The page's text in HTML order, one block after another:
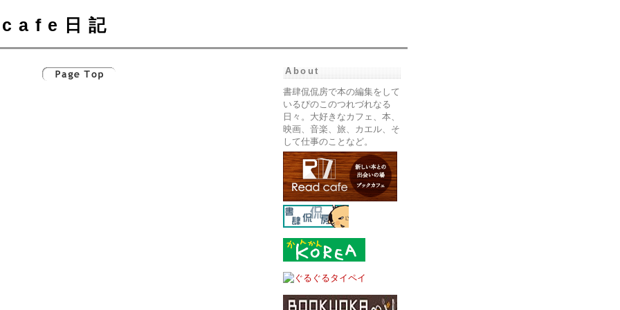
cafe日記
About
書肆侃侃房で本の編集をして
いるぴのこのつれづれなる
日々。大好きなカフェ、本、
映画、音楽、旅、カエル、そ
して仕事のことなど。